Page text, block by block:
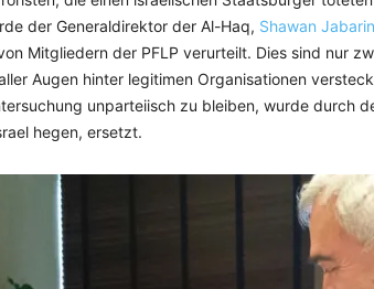
der Generaldirektor der Al-Haq, Shawan Jabarin
Mitgliedern der PFLP verurteilt. Dies sind nur
Augen hinter legitimen Organisationen
unparteiisch zu bleiben, wurde durch
hegen, ersetzt.